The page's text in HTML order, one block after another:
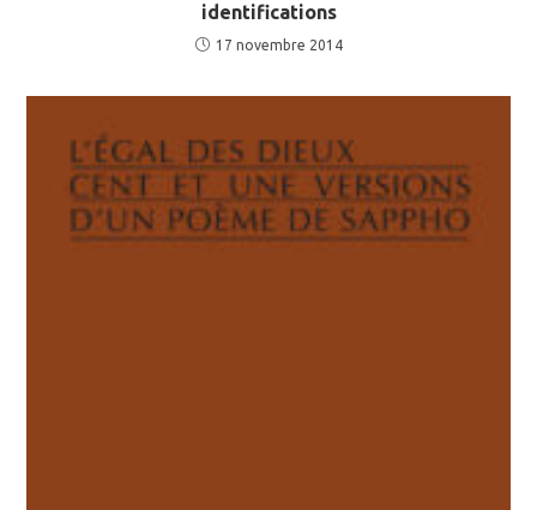
identifications
17 novembre 2014